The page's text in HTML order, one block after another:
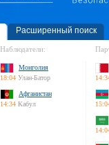
Расширенный поиск
Наблюдатели:
Монголия
18:04 Улан-Батор
Афганистан
14:34 Кабул